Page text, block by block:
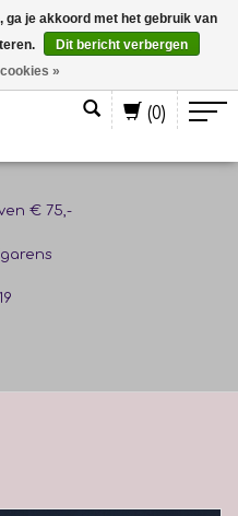
(0)
€ 75,-
ga je akkoord met het gebruik van
Dit bericht verbergen
»